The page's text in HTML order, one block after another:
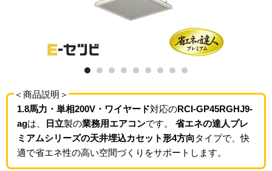
＜商品説明＞
1.8馬力・単相200V・ワイヤード対応のRCI-GP45RGHJ9-
agは、 日立製の業務用エアコンです。 省エネの達人プレ
ミアムシリーズの天井埋込カセット形4方向タイプで、快
適で省エネ性の高い空間づくりをサポートします。